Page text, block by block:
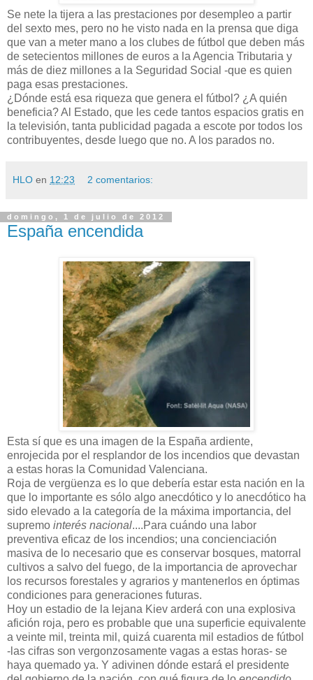
Se nete la tijera a las prestaciones por desempleo a partir
del sexto mes, pero no he visto nada en la prensa que diga
que van a meter mano a los clubes de fútbol que deben más
de setecientos millones de euros a la Agencia Tributaria y
más de diez millones a la Seguridad Social -que es quien
paga esas prestaciones.
¿Dónde está esa riqueza que genera el fútbol? ¿A quién
beneficia? Al Estado, que les cede tantos espacios gratis en
la televisión, tanta publicidad pagada a escote por todos los
contribuyentes, desde luego que no. A los parados no.
HLO en 12:23 2 comentarios:
domingo, 1 de julio de 2012
España encendida
Esta sí que es una imagen de la España ardiente,
enrojecida por el resplandor de los incendios que devastan
a estas horas la Comunidad Valenciana.
Roja de vergüenza es lo que debería estar esta nación en la
que lo importante es sólo algo anecdótico y lo anecdótico ha
sido elevado a la categoría de la máxima importancia, del
supremo interés nacional....Para cuándo una labor
preventiva eficaz de los incendios; una concienciación
masiva de lo necesario que es conservar bosques, matorral
cultivos a salvo del fuego, de la importancia de aprovechar
los recursos forestales y agrarios y mantenerlos en óptimas
condiciones para generaciones futuras.
Hoy un estadio de la lejana Kiev arderá con una explosiva
afición roja, pero es probable que una superficie equivalente
a veinte mil, treinta mil, quizá cuarenta mil estadios de fútbol
-las cifras son vergonzosamente vagas a estas horas- se
haya quemado ya. Y adivinen dónde estará el presidente